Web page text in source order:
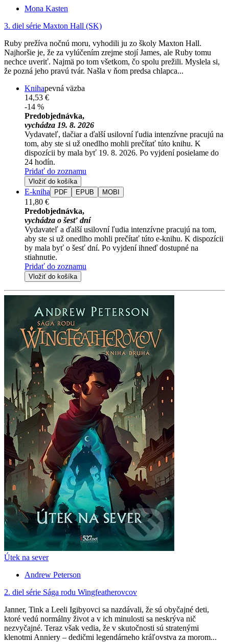
Mona Kasten
3. diel série Maxton Hall (SK)
Ruby prežíva nočnú moru, vyhodili ju zo školy Maxton Hall.
Najhoršie je, že za vylúčením zrejme stojí James, ale Ruby tomu
nechce uveriť. Najmä po tom všetkom, čo spolu prežili. Myslela si,
že pozná jeho pravú tvár. Našla v ňom predsa chlapca...
Knihapevná väzba
14,53 €
-14 %
Predobjednávka,
vychádza 19. 8. 2026
Vydavateľ, tlačiar a ďalší usilovní ľudia intenzívne pracujú na
tom, aby ste si už onedlho mohli prečítať túto knihu. K
dispozícii by mala byť 19. 8. 2026. Po vyjdení posielame do
24 hodín.
Pridať do zoznamu
Vložiť do košíka
E-kniha PDF EPUB MOBI
11,80 €
Predobjednávka,
vychádza o šesť dní
Vydavateľ a ďalší usilovní ľudia intenzívne pracujú na tom,
aby ste si už onedlho mohli prečítať túto e-knihu. K dispozícii
by mala byť o šesť dní. Po vyjdení ihneď dostupné na
stiahnutie.
Pridať do zoznamu
Vložiť do košíka
Útek na sever
Andrew Peterson
2. diel série Sága rodu Wingfeatherovcov
Janner, Tink a Leeli Igibyovci sa nazdávali, že sú obyčajné deti,
ktoré vedú normálny život a v ich minulosti sa neskrýva nič
nezvyčajné. Teraz však vedia, že v skutočnosti sú stratenými
klenotmi Anniery – dedičmi legendárneho kráľovstva za morom...